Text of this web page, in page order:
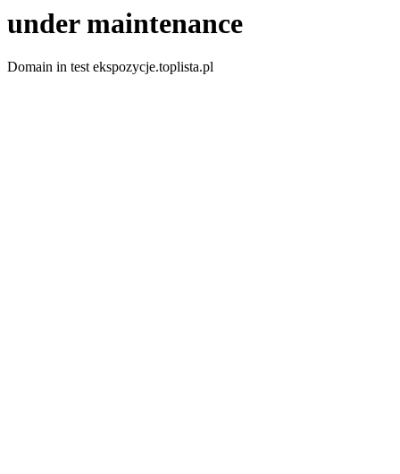
under maintenance
Domain in test ekspozycje.toplista.pl